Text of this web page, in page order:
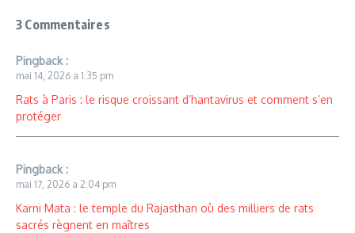
3 Commentaires
Pingback :
mai 14, 2026 a 1:35 pm
Rats à Paris : le risque croissant d’hantavirus et comment s’en
protéger
Pingback :
mai 17, 2026 a 2:04 pm
Karni Mata : le temple du Rajasthan où des milliers de rats
sacrés règnent en maîtres